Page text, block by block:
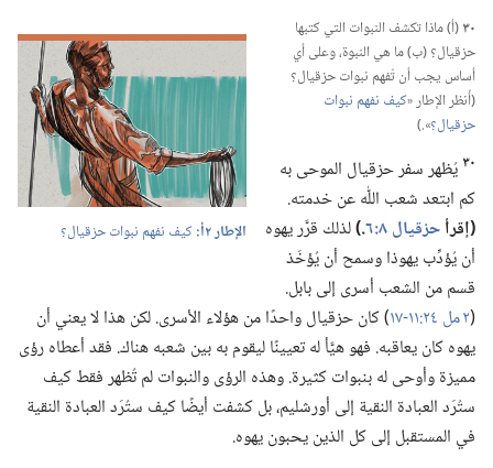
الإطار ٢أ:‏ كيف نفهم نبوات حزقيال؟‏
٣٠(‏أ)‏ ماذا تكشف النبوات التي كتبها
حزقيال؟‏ (‏ب)‏ ما هي النبوة،‏ وعلى أي
أساس يجب أن تُفهم نبوات حزقيال؟‏
(‏أُنظر الإطار «‏كيف نفهم نبوات
حزقيال؟‏‏».‏)‏
٣٠ يُظهر سفر حزقيال الموحى به
كم ابتعد شعب اللّٰه عن خدمته.‏
‏(‏إقرأحزقيال ٨:‏٦ ‏.‏)‏لذلك قرَّر يهوه
أن يُؤدِّب يهوذا وسمح أن يُؤخَذ
قسم من الشعب أسرى إلى بابل.‏
(‏٢ مل ٢٤:‏١١-‏١٧
‏)‏ كان حزقيال واحدًا من هؤلاء الأسرى.‏ لكن هذا لا يعني أن
يهوه كان يعاقبه.‏ فهو هيَّأ له تعيينًا ليقوم به بين شعبه هناك.‏ فقد أعطاه رؤى
مميزة وأوحى له بنبوات كثيرة.‏ وهذه الرؤى والنبوات لم تُظهر فقط كيف
ستُرَد العبادة النقية إلى أورشليم،‏ بل كشفت أيضًا كيف ستُرَد العبادة النقية
في المستقبل إلى كل الذين يحبون يهوه.‏